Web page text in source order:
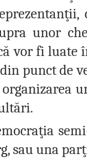
unor
vor fi luate
punct de
sau una